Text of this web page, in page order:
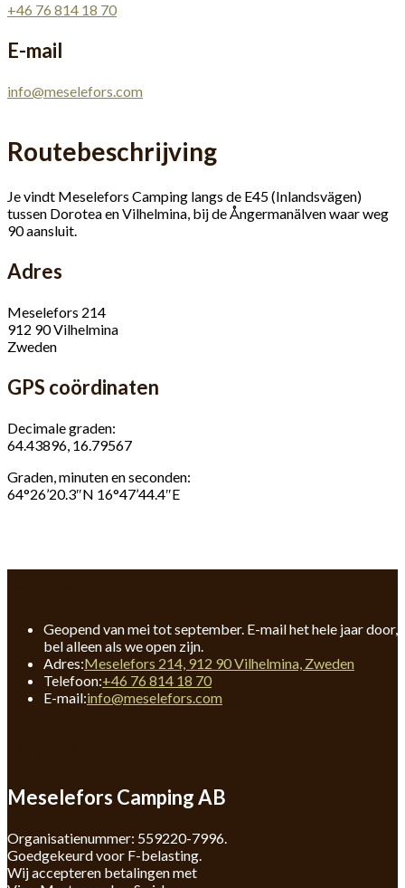
+46 76 814 18 70
E-mail
info@meselefors.com
Routebeschrijving
Je vindt Meselefors Camping langs de E45 (Inlandsvägen)
tussen Dorotea en Vilhelmina, bij de Ångermanälven waar weg
90 aansluit.
Adres
Meselefors 214
912 90 Vilhelmina
Zweden
GPS coördinaten
Decimale graden:
64.43896, 16.79567
Graden, minuten en seconden:
64°26’20.3″N 16°47’44.4″E
Geopend van mei tot september. E-mail het hele jaar door,
bel alleen als we open zijn.
Adres:Meselefors 214, 912 90 Vilhelmina, Zweden
Telefoon:+46 76 814 18 70Opent
in
E-mail:info@meselefors.comOpent
Meselefors Camping AB
Organisatienummer: 559220-7996.
Goedgekeurd voor F-belasting.
Wij accepteren betalingen met